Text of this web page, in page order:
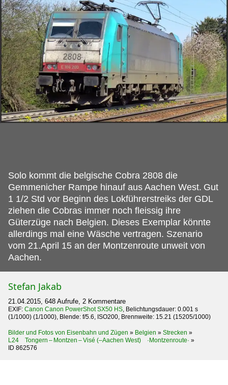
Solo kommt die belgische Cobra 2808 die
Gemmenicher Rampe hinauf aus Aachen West. Gut
1 1/2 Std vor Beginn des Lokführerstreiks der GDL
ziehen die Cobras immer noch fleissig ihre
Güterzüge nach Belgien. Dieses Exemplar könnte
allerdings mal eine Wäsche vertragen. Szenario
vom 21.April 15 an der Montzenroute unweit von
Aachen.
Stefan Jakab
21.04.2015, 648 Aufrufe, 2 Kommentare
EXIF: Canon Canon PowerShot SX50 HS, Belichtungsdauer: 0.001 s
(1/1000) (1/1000), Blende: f/5.6, ISO200, Brennweite: 15.21 (15205/1000)
Bilder und Fotos von Eisenbahn und Zügen » Belgien » Strecken »
L24 Tongern – Montzen – Visé (–Aachen West) ·Montzenroute· »
ID 862576